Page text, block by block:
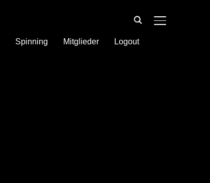
Spinning Mitglieder Logout